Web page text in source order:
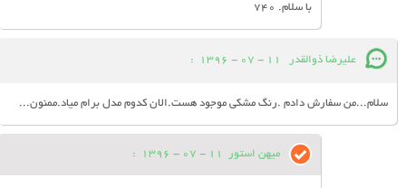
با سلام. 740
علیرضا ذوالقدر 11 - 07 - 1396
:
سلام...من سفارش دادم .رنگ مشکی موجود هست.الان کدوم مدل برام میاد.ممنون...
میهن استور 11 - 07 - 1396
: